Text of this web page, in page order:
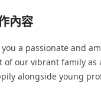
內容
you a passionate and
of our vibrant family as
alongside young